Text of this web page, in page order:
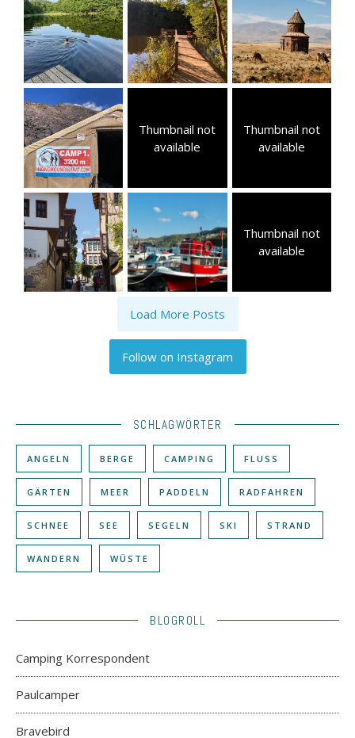
Thumbnail not
available
Thumbnail not
available
Thumbnail not
available
Load More Posts
Follow on Instagram
SCHLAGWÖRTER
ANGELN BERGE CAMPING FLUSS
GÄRTEN MEER PADDELN RADFAHREN
SCHNEE SEE SEGELN SKI STRAND
WANDERN WÜSTE
BLOGROLL
Camping Korrespondent
Paulcamper
Bravebird